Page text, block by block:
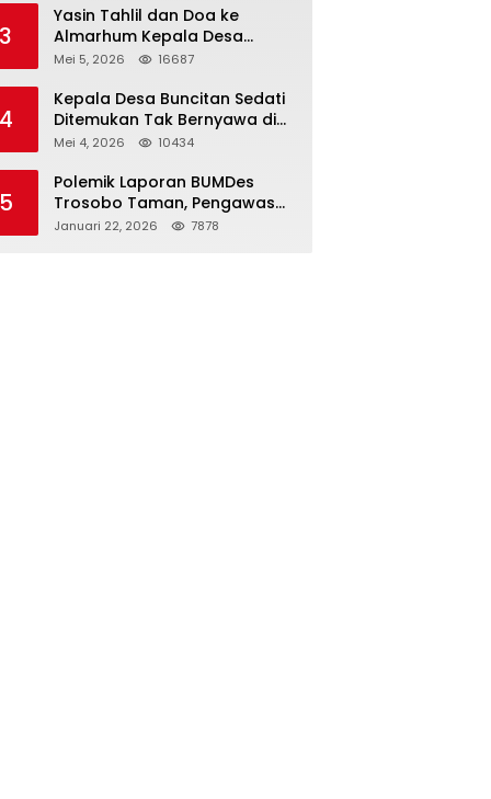
Kapolri
3
Yasin Tahlil dan Doa ke
Almarhum Kepala Desa
Buncitan Digelar Dua Lokasi
Mei 5, 2026 16687
4
Kepala Desa Buncitan Sedati
Ditemukan Tak Bernyawa di
Ruang Kerja, Dugaan Bunuh
Mei 4, 2026 10434
5
Polemik Laporan BUMDes
Trosobo Taman, Pengawas
Walk Out dan Sebut
Januari 22, 2026 7878